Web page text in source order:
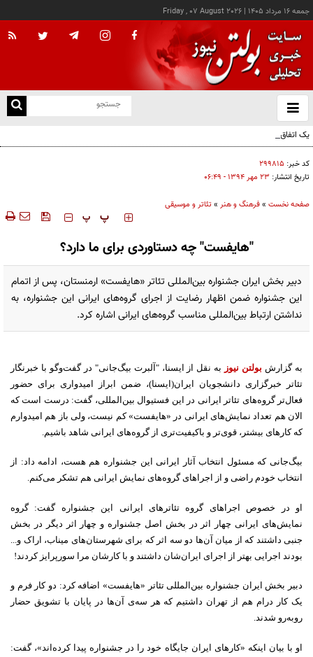
جمعه ۱۶ مرداد ۱۴۰۵ |
Friday , 07 August 2026
باز
و
یک اتفاق عجیب در «لوور»
کد خبر: ۲۹۹۸۱۵
تاریخ انتشار: ۲۳ مهر ۱۳۹۴ - ۰۶:۴۹
صفحه نخست »فرهنگ و هنر »تئاتر و موسیقی
‍‍‍ پ پ
"هایفست" چه دستاوردی برای ما دارد؟
دبیر بخش ایران جشنواره بین‌المللی تئاتر «هایفست» ارمنستان، پس از اتمام
این جشنواره ضمن اظهار رضایت از اجرای گرو‌ه‌های ایرانی این جشنواره، به
نداشتن ارتباط بین‌المللی مناسب گروه‌های ایرانی اشاره کرد.
به گزارش بولتن نیوز به نقل از ایسنا، "آلبرت بیگ‌جانی" در گفت‌وگو با خبرنگار
تئاتر خبرگزاری دانشجویان ایران(ایسنا)، ضمن ابراز امیدواری برای حضور
فعال‌تر گروه‌های تئاتر ایرانی در این فستیوال بین‌المللی، گفت: درست است که
الان هم تعداد نمایش‌های ایرانی در «هایفست» کم نیست، ولی باز هم امیدوارم
که کارهای بیشتر، قوی‌تر و باکیفیت‌تری از گروه‌های ایرانی شاهد باشیم.
بیگ‌جانی که مسئول انتخاب آثار ایرانی این جشنواره هم هست، ادامه داد: از
انتخاب خودم راضی و از اجراهای گرو‌ه‌های نمایش ایرانی هم تشکر می‌کنم.
او در خصوص اجراهای گروه‌ تئاترهای ایرانی این جشنواره گفت: گروه
نمایش‌های ایرانی چهار اثر در بخش اصل جشنواره و چهار اثر دیگر در بخش
جنبی داشتند که از میان آن‌ها دو سه اثر که برای شهرستان‌های میناب، اراک و...
بودند اجرایی بهتر از اجرای ایران‌شان داشتند و با کارشان مرا سورپرایز کردند!
دبیر بخش ایران جشنواره بین‌المللی تئاتر «هایفست» اضافه کرد: دو کار فرم و
یک کار درام هم از تهران داشتیم که هر سه‌ی آن‌ها در پایان با تشویق حضار
روبه‌رو شدند.
او با بیان اینکه «کارهای ایران جایگاه خود را در جشنواره‌ پیدا کرده‌اند»، گفت: